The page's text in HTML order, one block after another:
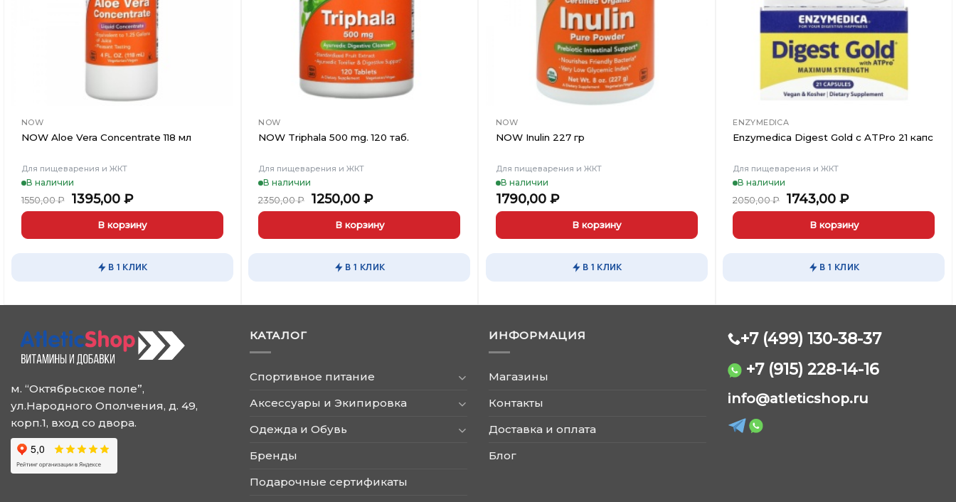
NOW
NOW Aloe Vera Concentrate 118 мл
Для пищеварения и ЖКТ
В наличии
1550,00₽
Первоначальная
цена
составляла
1550,00 ₽.
1395,00 ₽Текущая
цена:
1395,00 ₽.
В корзину
В 1 КЛИК
NOW
NOW Triphala 500 mg. 120 таб.
Для пищеварения и ЖКТ
В наличии
2350,00₽
Первоначальная
цена
составляла
2350,00 ₽.
1250,00₽Текущая
цена:
1250,00 ₽.
В корзину
В 1 КЛИК
NOW
NOW Inulin 227 гр
Для пищеварения и ЖКТ
В наличии
1790,00 ₽
В корзину
В 1 КЛИК
ENZYMEDICA
Enzymedica Digest Gold с ATPro 21 капс
Для пищеварения и ЖКТ
В наличии
2050,00₽
Первоначальная
цена
составляла
2050,00 ₽.
1743,00₽Текущая
цена:
1743,00 ₽.
В корзину
В 1 КЛИК
м. “Октябрьское поле”,
ул.Народного Ополчения, д. 49,
корп.1, вход со двора.
КАТАЛОГ
Спортивное питание
Аксессуары и Экипировка
Одежда и Обувь
Бренды
Подарочные сертификаты
ИНФОРМАЦИЯ
Магазины
Контакты
Доставка и оплата
Блог
+7 (499) 130-38-37
+7 (915) 228-14-16
info@atleticshop.ru
Обычно отвечаем быстро